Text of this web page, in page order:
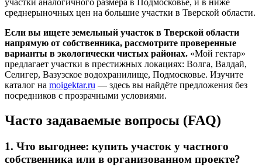
участки аналогичного размера в Подмосковье, и в ниже
среднерыночных цен на большие участки в Тверской области.
Если вы ищете земельный участок в Тверской области
напрямую от собственника, рассмотрите проверенные
варианты в экологически чистых районах. «Мой гектар»
предлагает участки в престижных локациях: Волга, Валдай,
Селигер, Вазузское водохранилище, Подмосковье. Изучите
каталог на moigektar.ru — здесь вы найдёте предложения без
посредников с прозрачными условиями.
Часто задаваемые вопросы (FAQ)
1. Что выгоднее: купить участок у частного
собственника или в организованном проекте?